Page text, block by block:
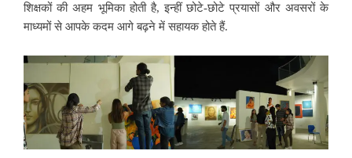
शिक्षकों की अहम भूमिका होती है, इन्हीं छोटे-छोटे प्रयासों और अवसरों के
माध्यमों से आपके कदम आगे बढ़ने में सहायक होते हैं.